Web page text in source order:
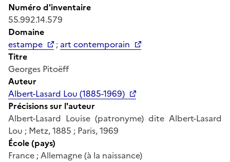
Numéro d'inventaire
55.992.14.579
Domaine
estampe
; art contemporain
Titre
Georges Pitoëff
Auteur
Albert-Lasard Lou (1885-1969)
Précisions sur l'auteur
Albert-Lasard Louise (patronyme) dite Albert-Lasard
Lou ; Metz, 1885 ; Paris, 1969
École (pays)
France ; Allemagne (à la naissance)